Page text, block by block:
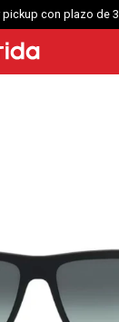
de 3 a 5 días hábiles